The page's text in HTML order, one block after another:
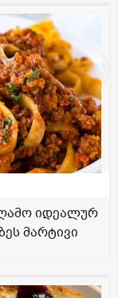
იდეალურ
მარტივი